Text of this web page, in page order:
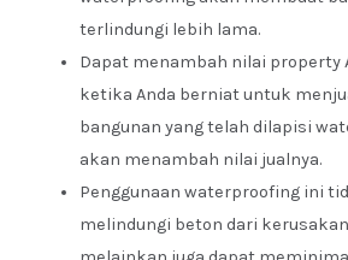
terlindungi lebih lama.
Dapat menambah nilai property
ketika Anda berniat untuk
bangunan yang telah dilapisi
akan menambah nilai jualnya.
Penggunaan waterproofing ini
melindungi beton dari